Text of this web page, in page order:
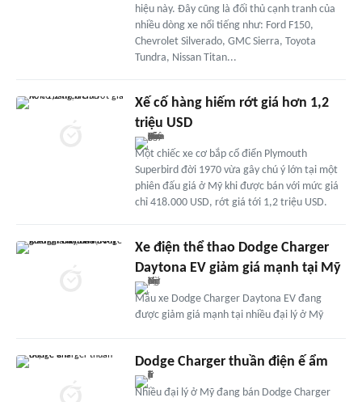
hiệu này. Đây cũng là đối thủ cạnh tranh của
nhiều dòng xe nổi tiếng như: Ford F150,
Chevrolet Silverado, GMC Sierra, Toyota
Tundra, Nissan Titan...
Xế cố hàng hiếm rớt giá hơn 1,2
triệu USD
Một chiếc xe cơ bắp cổ điển Plymouth
Superbird đời 1970 vừa gây chú ý lớn tại một
phiên đấu giá ở Mỹ khi được bán với mức giá
chỉ 418.000 USD, rớt giá tới 1,2 triệu USD.
Xe điện thể thao Dodge Charger
Daytona EV giảm giá mạnh tại Mỹ
Mẫu xe Dodge Charger Daytona EV đang
được giảm giá mạnh tại nhiều đại lý ở Mỹ
Dodge Charger thuần điện ế ẩm
Nhiều đại lý ở Mỹ đang bán Dodge Charger